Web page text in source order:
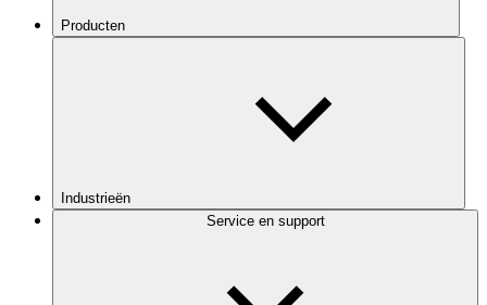
Producten
Industrieën
Service en support